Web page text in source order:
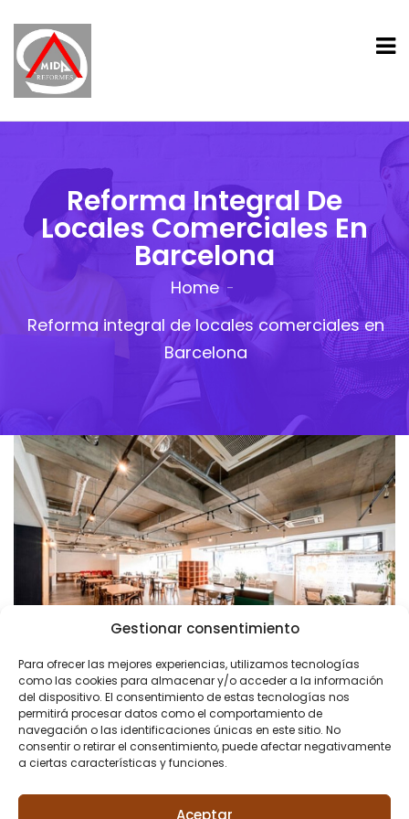
Gestionar consentimiento
Para ofrecer las mejores experiencias, utilizamos tecnologías
como las cookies para almacenar y/o acceder a la información
del dispositivo. El consentimiento de estas tecnologías nos
permitirá procesar datos como el comportamiento de
navegación o las identificaciones únicas en este sitio. No
consentir o retirar el consentimiento, puede afectar negativamente
a ciertas características y funciones.
Aceptar
Reforma Integral De
Locales Comerciales En
Barcelona
Home
Reforma integral de locales comerciales en
Barcelona